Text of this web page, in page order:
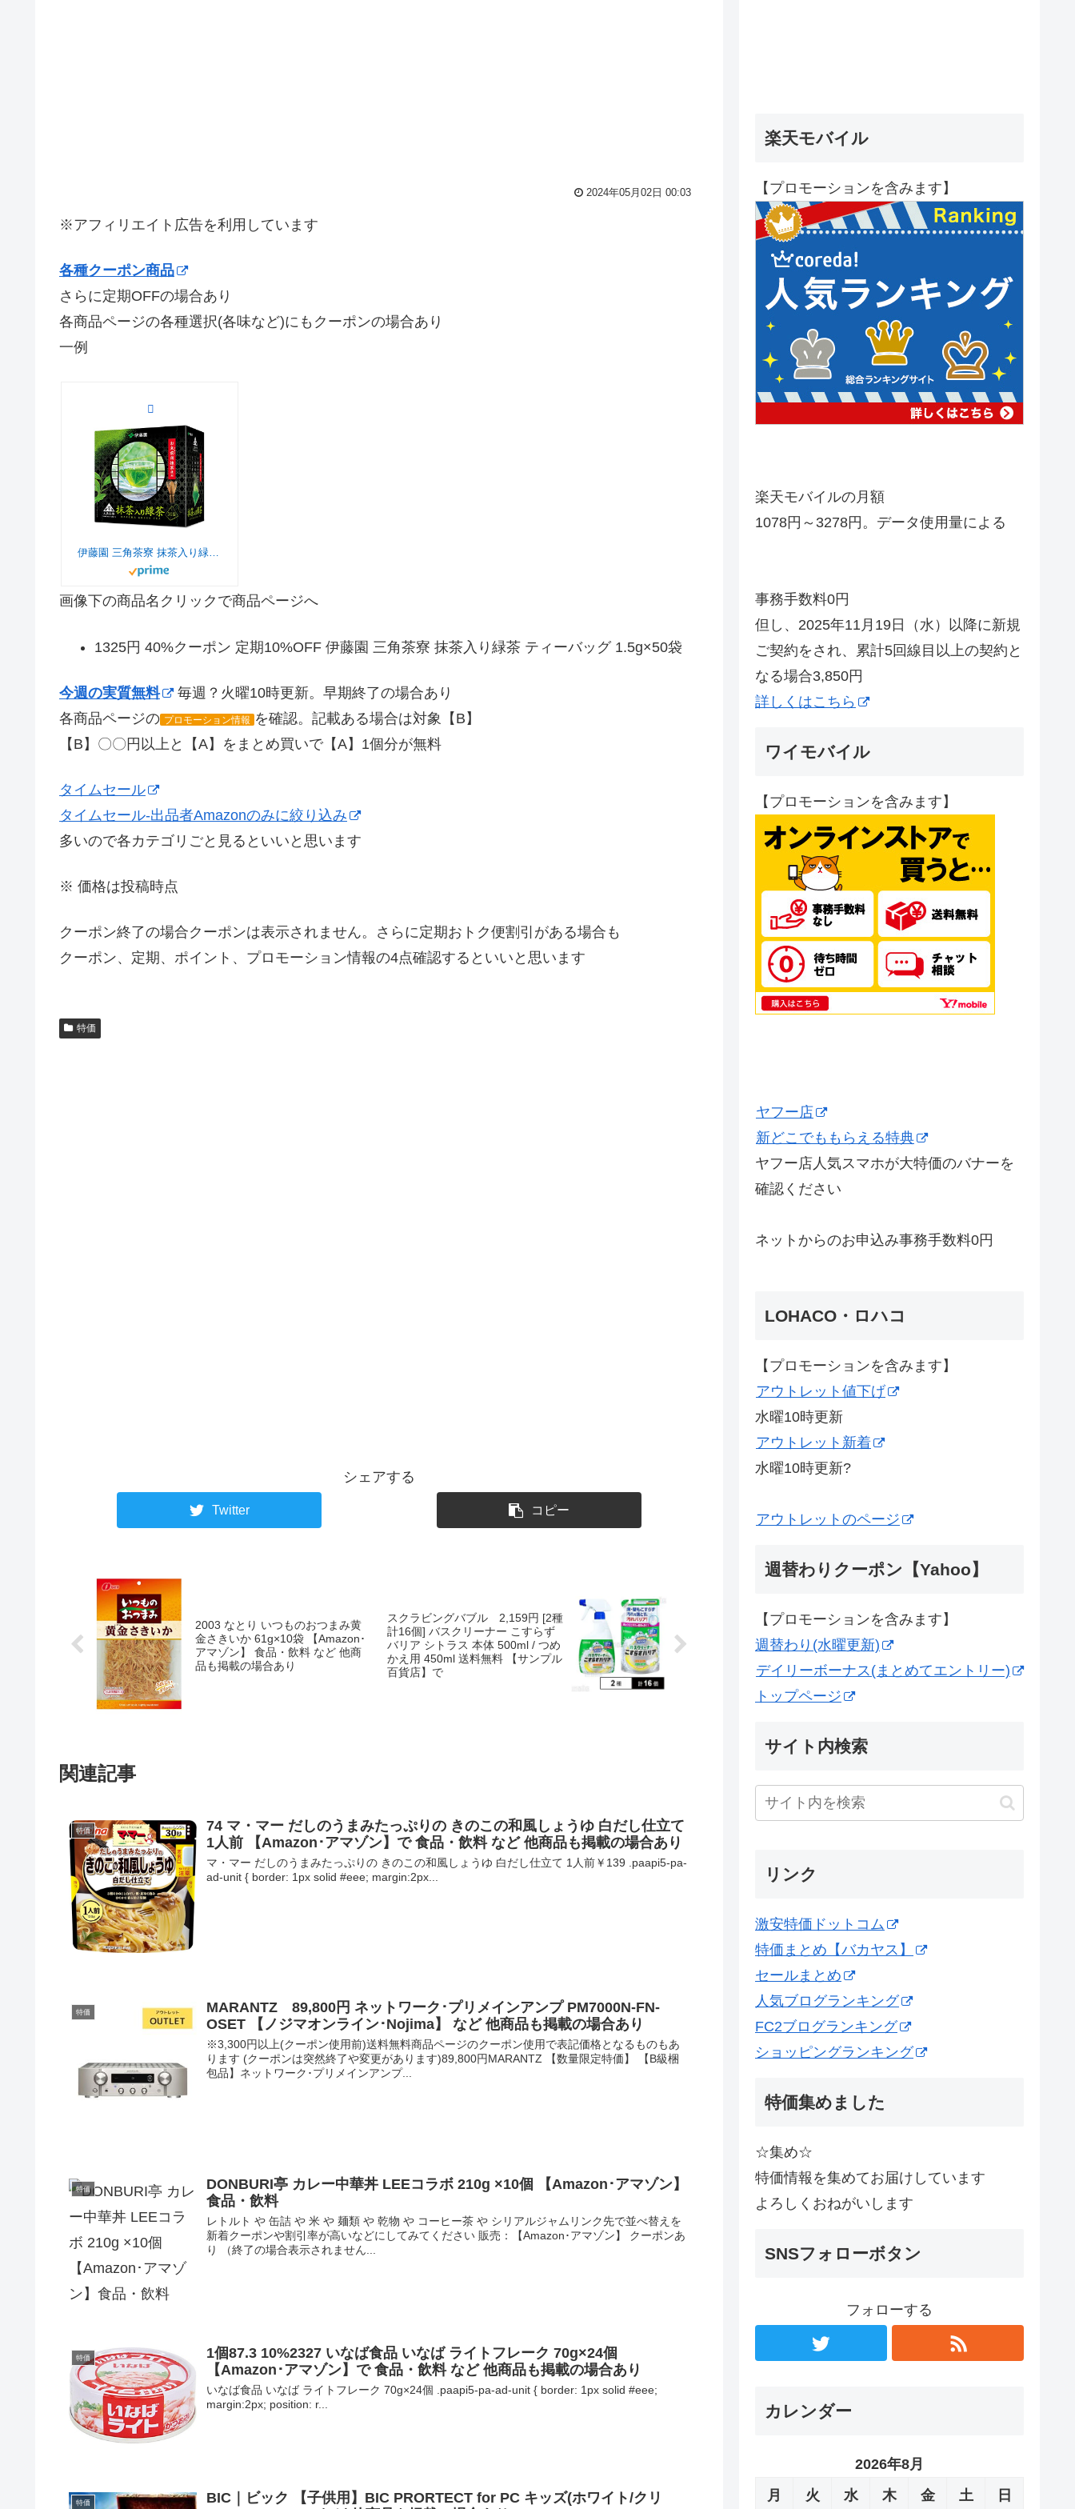
2024年05月02日 00:03
※アフィリエイト広告を利用しています
各種クーポン商品
さらに定期OFFの場合あり
各商品ページの各種選択(各味など)にもクーポンの場合あり
一例
伊藤園 三角茶寮 抹茶入り緑茶 ティーバッグ 1.5g×50袋
画像下の商品名クリックで商品ページへ
1325円 40%クーポン 定期10%OFF 伊藤園 三角茶寮 抹茶入り緑茶 ティーバッグ 1.5g×50袋
今週の実質無料
毎週？火曜10時更新。早期終了の場合あり
各商品ページの プロモーション情報 を確認。記載ある場合は対象【B】
【B】〇〇円以上と【A】をまとめ買いで【A】1個分が無料
タイムセール
タイムセール-出品者Amazonのみに絞り込み
多いので各カテゴリごと見るといいと思います
※ 価格は投稿時点
クーポン終了の場合クーポンは表示されません。さらに定期おトク便割引がある場合も
クーポン、定期、ポイント、プロモーション情報の4点確認するといいと思います
特価
シェアする
Twitter コピー
2003 なとり いつものおつまみ黄
金さきいか 61g×10袋 【Amazon･
アマゾン】 食品・飲料 など 他商
品も掲載の場合あり
スクラビングバブル 2,159円 [2種
計16個] バスクリーナー こすらず
バリア シトラス 本体 500ml / つめ
かえ用 450ml 送料無料 【サンプル
百貨店】で
関連記事
特価
74 マ・マー だしのうまみたっぷりの きのこの和風しょうゆ 白だし仕立て
1人前 【Amazon･アマゾン】で 食品・飲料 など 他商品も掲載の場合あり
マ・マー だしのうまみたっぷりの きのこの和風しょうゆ 白だし仕立て 1人前￥139 .paapi5-pa-
ad-unit { border: 1px solid #eee; margin:2px...
特価
MARANTZ 89,800円 ネットワーク･プリメインアンプ PM7000N-FN-
OSET 【ノジマオンライン･Nojima】 など 他商品も掲載の場合あり
※3,300円以上(クーポン使用前)送料無料商品ページのクーポン使用で表記価格となるものもあ
ります (クーポンは突然終了や変更があります)89,800円MARANTZ 【数量限定特価】 【B級梱
包品】ネットワーク･プリメインアンプ...
特価
DONBURI亭 カレー中華丼 LEEコラボ 210g ×10個 【Amazon･アマゾン】
食品・飲料
レトルト や 缶詰 や 米 や 麺類 や 乾物 や コーヒー茶 や シリアルジャムリンク先で並べ替えを
新着クーポンや割引率が高いなどにしてみてください 販売：【Amazon･アマゾン】 クーポンあ
り （終了の場合表示されません...
特価
1個87.3 10%2327 いなば食品 いなば ライトフレーク 70g×24個
【Amazon･アマゾン】で 食品・飲料 など 他商品も掲載の場合あり
いなば食品 いなば ライトフレーク 70g×24個 .paapi5-pa-ad-unit { border: 1px solid #eee;
margin:2px; position: r...
特価
BIC｜ビック 【子供用】BIC PRORTECT for PC キッズ(ホワイト/クリ
楽天モバイル
【プロモーションを含みます】
楽天モバイルの月額
1078円～3278円。データ使用量による
事務手数料0円
但し、2025年11月19日（水）以降に新規
ご契約をされ、累計5回線目以上の契約と
なる場合3,850円
詳しくはこちら
ワイモバイル
【プロモーションを含みます】
ヤフー店
新どこでももらえる特典
ヤフー店人気スマホが大特価のバナーを
確認ください
ネットからのお申込み事務手数料0円
LOHACO・ロハコ
【プロモーションを含みます】
アウトレット値下げ
水曜10時更新
アウトレット新着
水曜10時更新?
アウトレットのページ
週替わりクーポン【Yahoo】
【プロモーションを含みます】
週替わり(水曜更新)
デイリーボーナス(まとめてエントリー)
トップページ
サイト内検索
リンク
激安特価ドットコム
特価まとめ【バカヤス】
セールまとめ
人気ブログランキング
FC2ブログランキング
ショッピングランキング
特価集めました
☆集め☆
特価情報を集めてお届けしています
よろしくおねがいします
SNSフォローボタン
フォローする
カレンダー
2026年8月
月
火 水 木 金 土 日